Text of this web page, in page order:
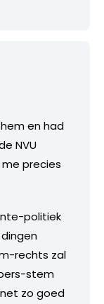
en had
NVU
precies
politiek
rechts zal
stem
zo goed